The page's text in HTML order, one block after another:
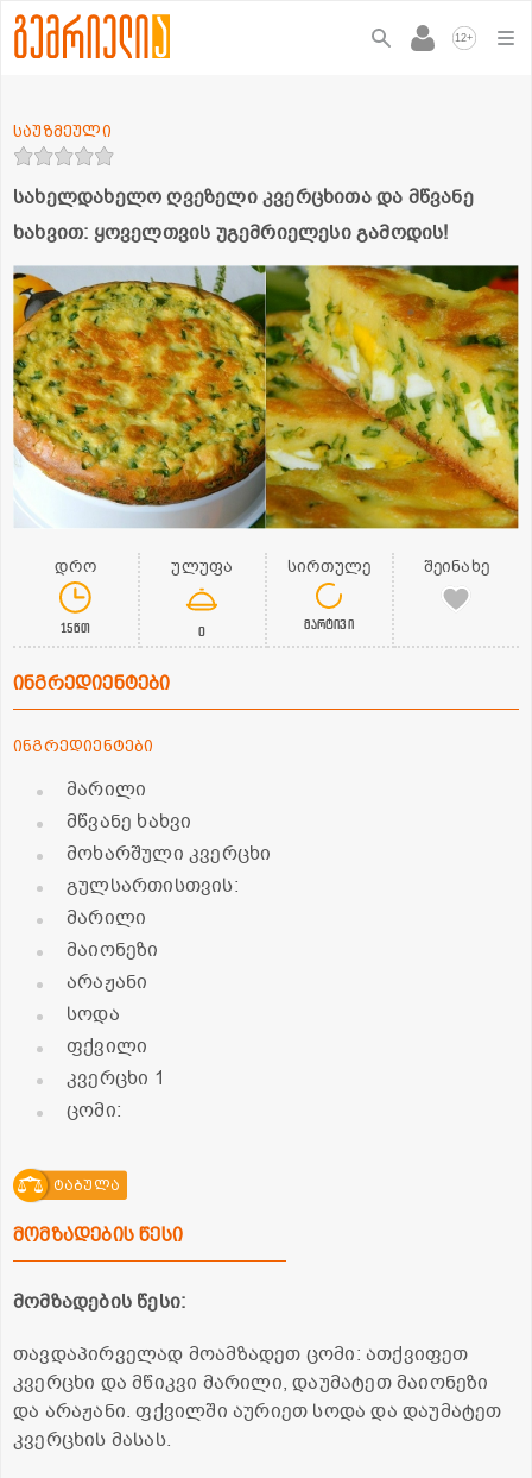
12+
სახელდახელო ღვეზელი კვერცხითა და მწვანე
ხახვით: ყოველთვის უგემრიელესი გამოდის!
საუზმეული
დრო
15წთ
ულუფა
0
სირთულე
მარტივი
შეინახე
ინგრედიენტები
ინგრედიენტები
მარილი
მწვანე ხახვი
მოხარშული კვერცხი
გულსართისთვის:
მარილი
მაიონეზი
არაჟანი
სოდა
ფქვილი
კვერცხი 1
ცომი:
ტაბულა
მომზადების წესი
მომზადების წესი:
თავდაპირველად მოამზადეთ ცომი: ათქვიფეთ
კვერცხი და მწიკვი მარილი, დაუმატეთ მაიონეზი
და არაჟანი. ფქვილში აურიეთ სოდა და დაუმატეთ
კვერცხის მასას.